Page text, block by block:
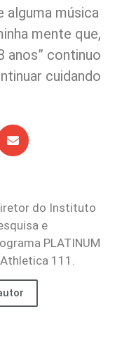
alguma música
mente que,
anos” continuo
cuidando
do Instituto
e
PLATINUM
111.